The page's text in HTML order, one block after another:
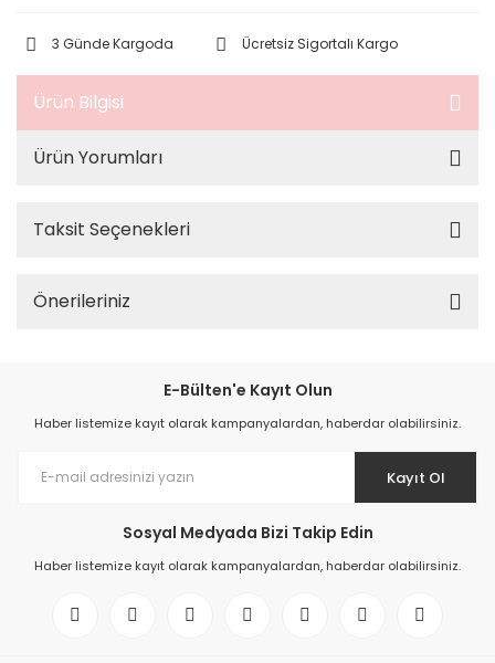
3 Günde Kargoda Ücretsiz Sigortalı Kargo
Ürün Bilgisi
Ürün Yorumları
Taksit Seçenekleri
Önerileriniz
E-Bülten'e Kayıt Olun
Haber listemize kayıt olarak kampanyalardan, haberdar olabilirsiniz.
Kayıt Ol
Sosyal Medyada Bizi Takip Edin
Haber listemize kayıt olarak kampanyalardan, haberdar olabilirsiniz.